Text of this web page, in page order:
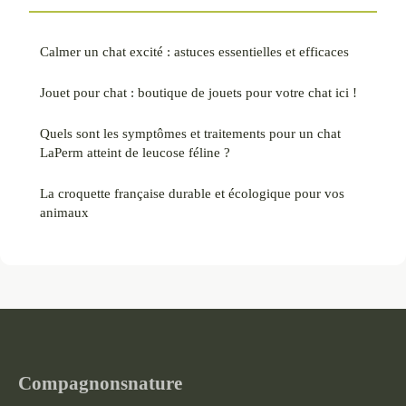
Calmer un chat excité : astuces essentielles et efficaces
Jouet pour chat : boutique de jouets pour votre chat ici !
Quels sont les symptômes et traitements pour un chat
LaPerm atteint de leucose féline ?
La croquette française durable et écologique pour vos
animaux
Compagnonsnature